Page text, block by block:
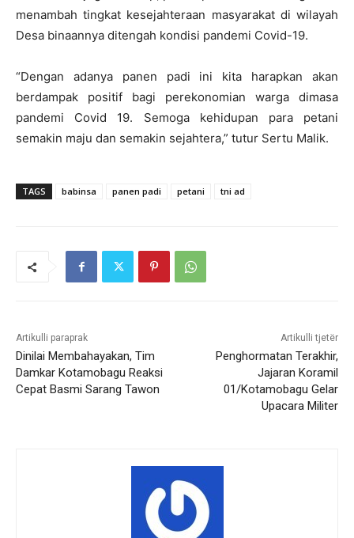
menambah tingkat kesejahteraan masyarakat di wilayah
Desa binaannya ditengah kondisi pandemi Covid-19.
“Dengan adanya panen padi ini kita harapkan akan
berdampak positif bagi perekonomian warga dimasa
pandemi Covid 19. Semoga kehidupan para petani
semakin maju dan semakin sejahtera,” tutur Sertu Malik.
TAGS babinsa panen padi petani tni ad
Artikulli paraprak
Dinilai Membahayakan, Tim
Damkar Kotamobagu Reaksi
Cepat Basmi Sarang Tawon
Artikulli tjetër
Penghormatan Terakhir,
Jajaran Koramil
01/Kotamobagu Gelar
Upacara Militer